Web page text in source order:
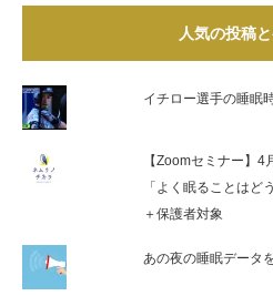
人気の投稿
イチロー選手の睡眠
【Zoomセミナー
「よく眠ることはど
＋保護者対象
あの夜の睡眠データ